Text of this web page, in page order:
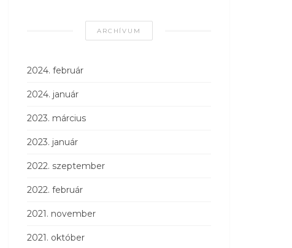
ARCHÍVUM
2024. február
2024. január
2023. március
2023. január
2022. szeptember
2022. február
2021. november
2021. október